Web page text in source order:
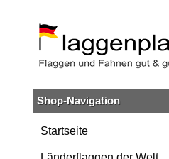
Hauptinhalt
springen
Suche
Zur
Navigation
springen
Shop-Navigation
Startseite